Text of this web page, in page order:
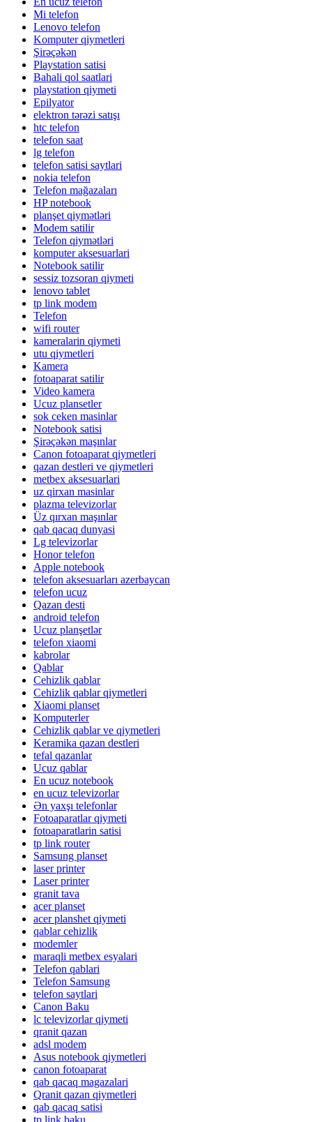
Mi telefon
Lenovo telefon
Komputer qiymetleri
Şirəçəkən
Playstation satisi
Bahali qol saatlari
playstation qiymeti
Epilyator
elektron tərəzi satışı
htc telefon
telefon saat
lg telefon
telefon satisi saytlari
nokia telefon
Telefon mağazaları
HP notebook
planşet qiymətləri
Modem satilir
Telefon qiymətləri
komputer aksesuarlari
Notebook satilir
sessiz tozsoran qiymeti
lenovo tablet
tp link modem
Telefon
wifi router
kameralarin qiymeti
utu qiymetleri
Kamera
fotoaparat satilir
Video kamera
Ucuz plansetler
sok ceken masinlar
Notebook satisi
Şirəçəkən maşınlar
Canon fotoaparat qiymetleri
qazan destleri ve qiymetleri
metbex aksesuarlari
uz qirxan masinlar
plazma televizorlar
Üz qırxan maşınlar
qab qacaq dunyasi
Lg televizorlar
Honor telefon
Apple notebook
telefon aksesuarları azerbaycan
telefon ucuz
Qazan desti
android telefon
Ucuz planşetlər
telefon xiaomi
kabrolar
Qablar
Cehizlik qablar
Cehizlik qablar qiymetleri
Xiaomi planset
Komputerler
Cehizlik qablar ve qiymetleri
Keramika qazan destleri
tefal qazanlar
Ucuz qablar
En ucuz notebook
en ucuz televizorlar
Ən yaxşı telefonlar
Fotoaparatlar qiymeti
fotoaparatlarin satisi
tp link router
Samsung planset
laser printer
Laser printer
granit tava
acer planset
acer planshet qiymeti
qablar cehizlik
modemler
maraqli metbex esyalari
Telefon qablari
Telefon Samsung
telefon saytlari
Canon Baku
lc televizorlar qiymeti
qranit qazan
adsl modem
Asus notebook qiymetleri
canon fotoaparat
qab qacaq magazalari
Qranit qazan qiymetleri
qab qacaq satisi